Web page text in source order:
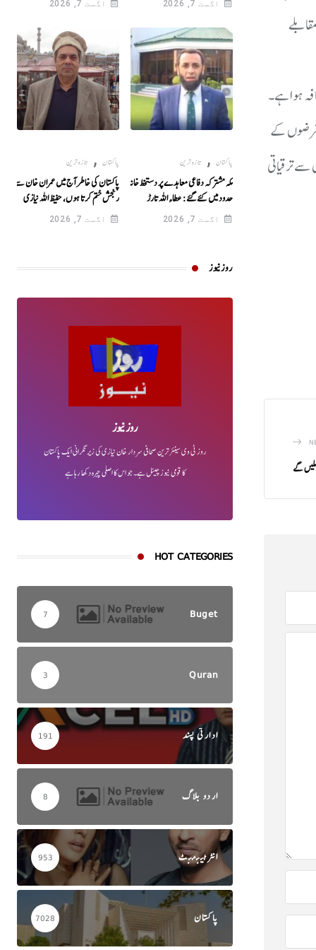
برس کے مقابلے
سال کے مقابلے میں تقریبا 9 ارب روپے کا اضافہ ہوا ہے۔
بیرونی قرضوں کے
سے ترقیاتی
اگست 7, 2026 اگست 7, 2026
پاکستان , تازہ ترین
مکہ مشترکہ دفاعی معاہدے پر دستخظ خانہ کعبہ کی
حدود میں کئے گئے: عطاء اللہ تارڑ
اگست 7, 2026
پاکستان , تازہ ترین
پاکستان کی خاطر آج میں عمران خان سے اپنی
رنجش ختم کرتا ہوں، حفیظ اللہ نیازی
اگست 7, 2026
روز نیوز
روز نیوز
روز ٹی وی سینئر ترین صحافی سردار خان نیازی کی زیر نگرانی ایک پاکستان
کا قومی نیوز چینل ہے۔ جو اس کا اصلی چہرہ دکھا رہا ہے
HOT CATEGORIES
Buget
7
Quran
3
ادارتی پسند 191
اردو بلاگ 8
انٹرٹینمنٹ 953
پاکستان 7028